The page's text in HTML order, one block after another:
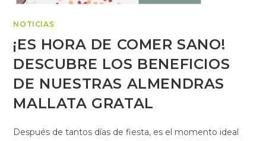
NOTICIAS
¡ES HORA DE COMER SANO!
DESCUBRE LOS BENEFICIOS
DE NUESTRAS ALMENDRAS
MALLATA GRATAL
Después de tantos días de fiesta, es el momento ideal